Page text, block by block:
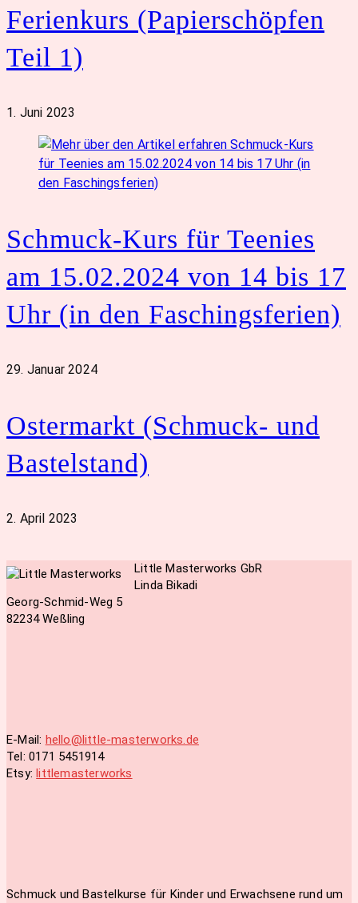
Ferienkurs (Papierschöpfen
Teil 1)
1. Juni 2023
Schmuck-Kurs für Teenies
am 15.02.2024 von 14 bis 17
Uhr (in den Faschingsferien)
29. Januar 2024
Ostermarkt (Schmuck- und
Bastelstand)
2. April 2023
Little Masterworks GbR
Linda Bikadi
Georg-Schmid-Weg 5
82234 Weßling
E-Mail: hello@little-masterworks.de
Tel: 0171 5451914
Etsy:littlemasterworks
Schmuck und Bastelkurse für Kinder und Erwachsene rund um